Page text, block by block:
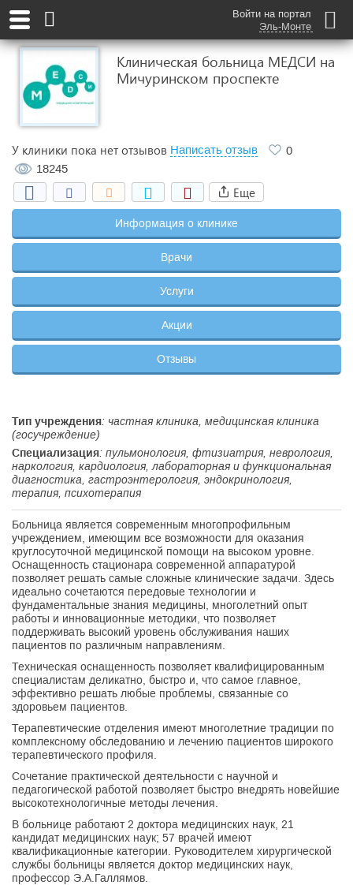
Войти на портал
Эль-Монте
Клиническая больница МЕДСИ на
Мичуринском проспекте
У клиники пока нет отзывов Написать отзыв
0
18245
Еще
Информация о клинике
Врачи
Услуги
Акции
Отзывы
Тип учреждения: частная клиника, медицинская клиника
(госучреждение)
Специализация: пульмонология, фтизиатрия, неврология,
наркология, кардиология, лабораторная и функциональная
диагностика, гастроэнтерология, эндокринология,
терапия, психотерапия
Больница является современным многопрофильным
учреждением, имеющим все возможности для оказания
круглосуточной медицинской помощи на высоком уровне.
Оснащенность стационара современной аппаратурой
позволяет решать самые сложные клинические задачи. Здесь
идеально сочетаются передовые технологии и
фундаментальные знания медицины, многолетний опыт
работы и инновационные методики, что позволяет
поддерживать высокий уровень обслуживания наших
пациентов по различным направлениям.
Техническая оснащенность позволяет квалифицированным
специалистам деликатно, быстро и, что самое главное,
эффективно решать любые проблемы, связанные со
здоровьем пациентов.
Терапевтические отделения имеют многолетние традиции по
комплексному обследованию и лечению пациентов широкого
терапевтического профиля.
Сочетание практической деятельности с научной и
педагогической работой позволяет быстро внедрять новейшие
высокотехнологичные методы лечения.
В больнице работают 2 доктора медицинских наук, 21
кандидат медицинских наук; 57 врачей имеют
квалификационные категории. Руководителем хирургической
службы больницы является доктор медицинских наук,
профессор Э.А.Галлямов.